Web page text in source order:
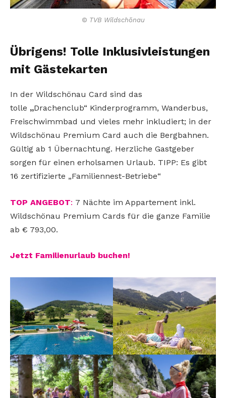
© TVB Wildschönau
Übrigens! Tolle Inklusivleistungen
mit Gästekarten
In der Wildschönau Card sind das
tolle „Drachenclub“ Kinderprogramm, Wanderbus,
Freischwimmbad und vieles mehr inkludiert; in der
Wildschönau Premium Card auch die Bergbahnen.
Gültig ab 1 Übernachtung. Herzliche Gastgeber
sorgen für einen erholsamen Urlaub. TIPP: Es gibt
16 zertifizierte „Familiennest-Betriebe“
TOP ANGEBOT: 7 Nächte im Appartement inkl.
Wildschönau Premium Cards für die ganze Familie
ab € 793,00.
Jetzt Familienurlaub buchen!